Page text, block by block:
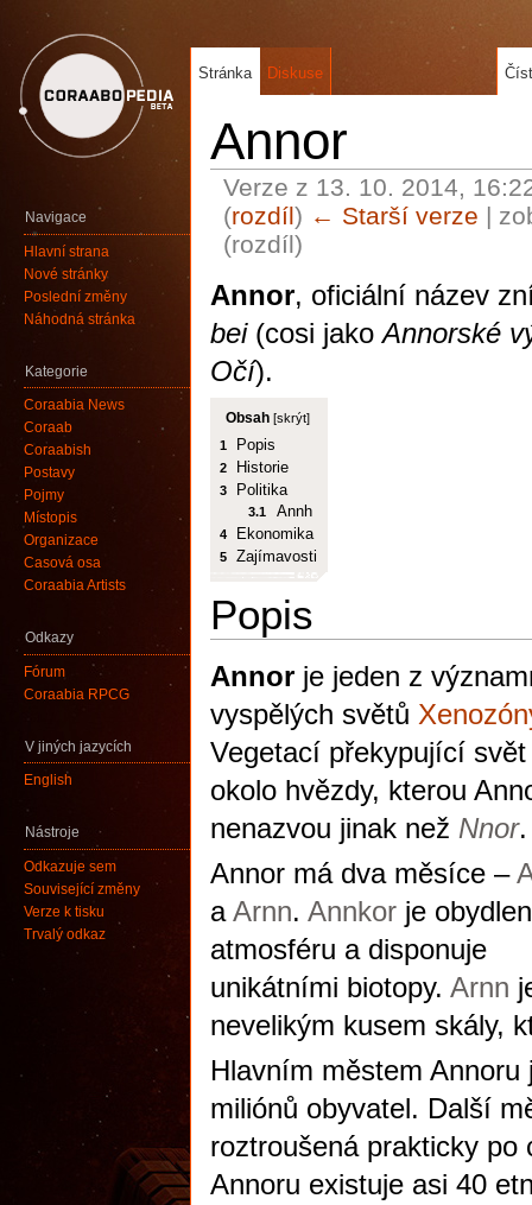
Annor
Verze z 13. 10. 2014,
(rozdíl) ← Starší verze |
(rozdíl)
Annor, oficiální název
bei(cosi jakoAnnorské
Očí).
Obsah[skrýt]
1
Popis
2 Historie
3 Politika
3.1 Annh
4 Ekonomika
5 Zajímavosti
Popis
Annor je jeden z
vyspělých světů
Vegetací překypující
okolo hvězdy, kterou
nenazvou jinak než Nnor.
Annor má dva měsíce –
aArnn. Annkor je
atmosféru a disponuje
unikátními biotopy. Arnn
nevelikým kusem skály,
Hlavním městem
miliónů obyvatel. Další
roztroušená prakticky po
Annoru existuje asi 40
Stránka Diskuse
Navigace
Hlavní strana
Nové stránky
Poslední změny
Náhodná stránka
Kategorie
Coraabia News
Coraab
Coraabish
Postavy
Pojmy
Místopis
Organizace
Časová osa
Coraabia Artists
Odkazy
Fórum
Coraabia RPCG
V jiných jazycích
English
Nástroje
Odkazuje sem
Související změny
Verze k tisku
Trvalý odkaz